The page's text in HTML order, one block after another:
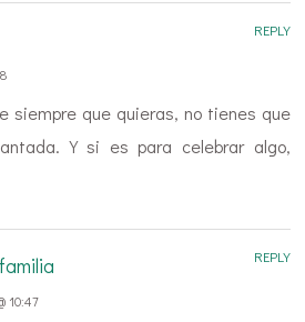
siempre que quieras, no tienes que
Y si es para celebrar algo,
REPLY
10:47
REPLY